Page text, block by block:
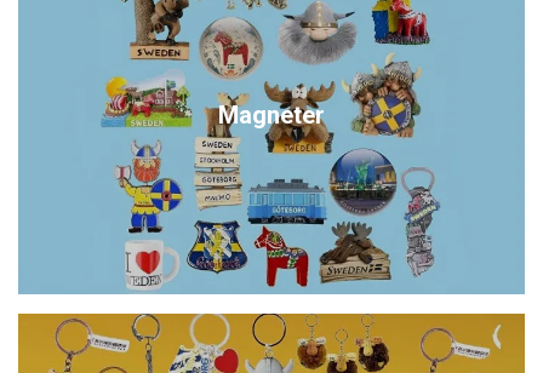
Magneter